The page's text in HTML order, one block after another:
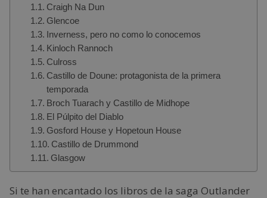
Craigh Na Dun
Glencoe
Inverness, pero no como lo conocemos
Kinloch Rannoch
Culross
Castillo de Doune: protagonista de la primera
temporada
Broch Tuarach y Castillo de Midhope
El Púlpito del Diablo
Gosford House y Hopetoun House
Castillo de Drummond
Glasgow
Si te han encantado los libros de la saga Outlander